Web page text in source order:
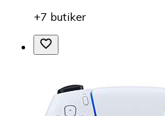
+7 butiker